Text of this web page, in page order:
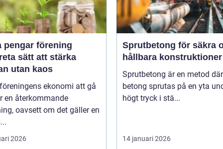
pengar förening
sätt att stärka
utan kaos
ekonomi att gå
en återkommande
oavsett om det gäller en
2026
Sprutbetong för säkra
hållbara konstruktioner
Sprutbetong är en metod där
betong sprutas på en yta
högt tryck i stä...
14 januari 2026